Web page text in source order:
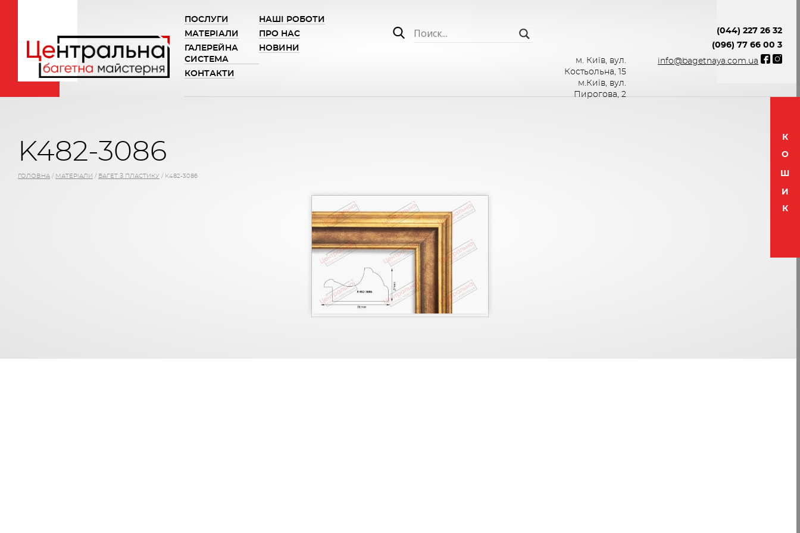
ПОСЛУГИ
НАШІ РОБОТИ
МАТЕРІАЛИ
ПРО НАС
ГАЛЕРЕЙНА
СИСТЕМА
НОВИНИ
КОНТАКТИ
м. Київ, вул.
Костьольна, 15
м.Київ, вул.
Пирогова, 2
(044) 227 26 32
(096) 77 66 00 3
info@bagetnaya.com.ua
K482-3086
ГОЛОВНА / МАТЕРІАЛИ / БАГЕТ З ПЛАСТИКУ / K482-3086
К
О
Ш
И
К